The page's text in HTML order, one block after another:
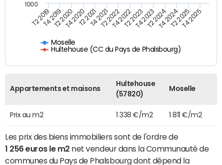
Moselle
Hultehouse (CC du Pays de Phalsbourg)
T2 2019T4 2019T2 2020T4 2020T2 2021T4 2021T2 2022T4 2022T2 2023T4 2023T2 2024T4 2024T2 2025T4 2025
1000
Appartements et maisons
Hultehouse
(57820)
Moselle
Prix au m2 1 338 €/m2 1 811 €/m2
Les prix des biens immobiliers sont de l'ordre de
1 256 euros le m2 net vendeur dans la Communauté de
communes du Pays de Phalsbourg dont dépend la